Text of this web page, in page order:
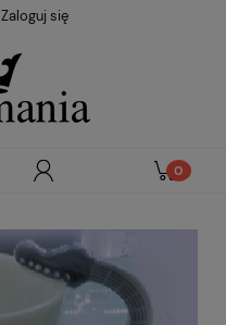
Zaloguj się